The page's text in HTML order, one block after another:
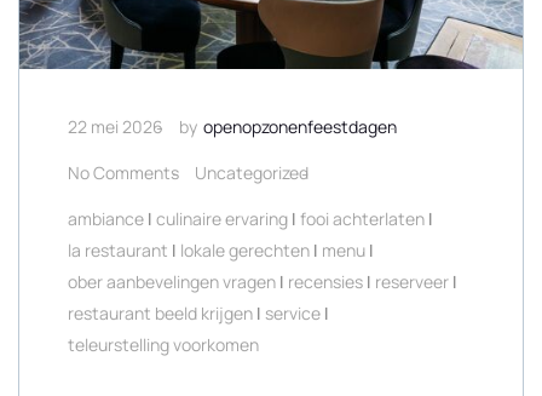
22 mei 2026 by openopzonenfeestdagen
No Comments
Uncategorized
ambiance | culinaire ervaring | fooi achterlaten |
la restaurant | lokale gerechten | menu |
ober aanbevelingen vragen | recensies | reserveer |
restaurant beeld krijgen | service |
teleurstelling voorkomen